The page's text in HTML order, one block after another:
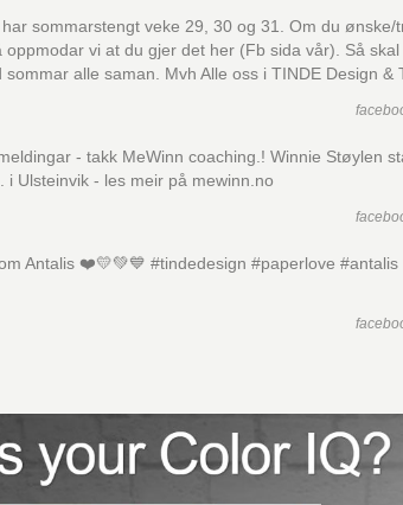
sommarstengt veke 29, 30 og 31. Om du ønske/
vi at du gjer det her (Fb sida vår). Så skal
alle saman. Mvh Alle oss i TINDE Design &
- takk MeWinn coaching.! Winnie Støylen
i Ulsteinvik - les meir på mewinn.no
Antalis ❤️💛💚💙 #tindedesign #paperlove #antalis